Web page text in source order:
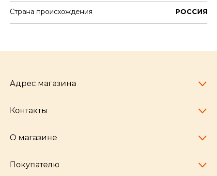
Страна происхождения РОССИЯ
Адрес магазина
Челябинск,
Контакты
pocherkartshop@mail.ru
hello@pocherkartshop.ru
О магазине
Наши истории
Покупателю